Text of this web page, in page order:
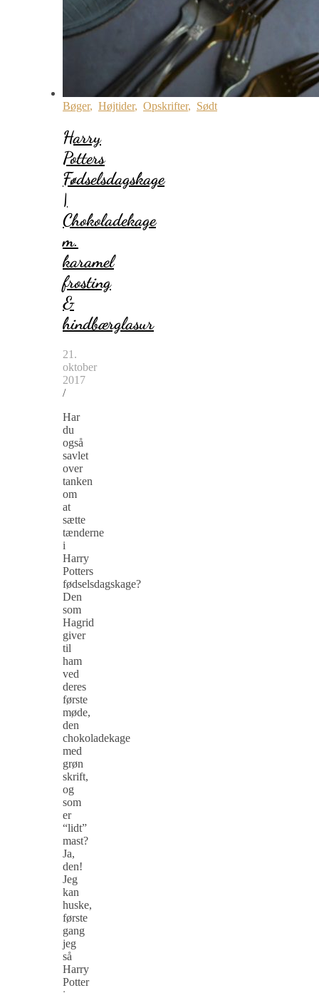
Bøger, Højtider, Opskrifter, Sødt
Harry
Potters
Fødselsdagskage
|
Chokoladekage
m.
karamel
frosting
&
hindbærglasur
21.
oktober
2017
/
Har
du
også
savlet
over
tanken
om
at
sætte
tænderne
i
Harry
Potters
fødselsdagskage?
Den
som
Hagrid
giver
til
ham
ved
deres
første
møde,
den
chokoladekage
med
grøn
skrift,
og
som
er
“lidt”
mast?
Ja,
den!
Jeg
kan
huske,
første
gang
jeg
så
Harry
Potter